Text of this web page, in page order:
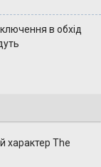
в обхід
характер The